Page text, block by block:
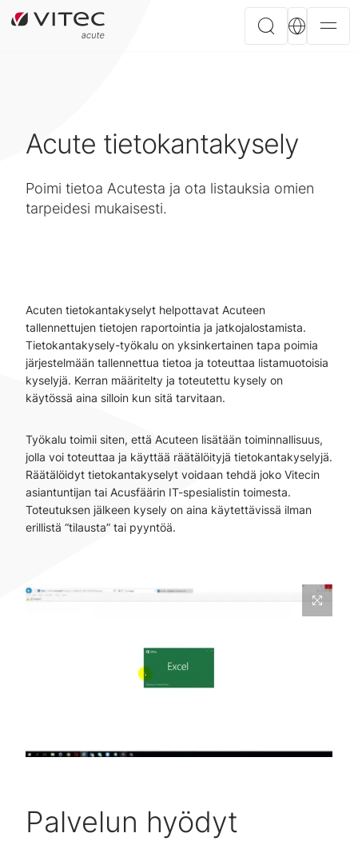
Acute tietokantakysely
Poimi tietoa Acutesta ja ota listauksia omien
tarpeidesi mukaisesti.
Acuten tietokantakyselyt helpottavat Acuteen
tallennettujen tietojen raportointia ja jatkojalostamista.
Tietokantakysely-työkalu on yksinkertainen tapa poimia
järjestelmään tallennettua tietoa ja toteuttaa listamuotoisia
kyselyjä. Kerran määritelty ja toteutettu kysely on
käytössä aina silloin kun sitä tarvitaan.
Työkalu toimii siten, että Acuteen lisätään toiminnallisuus,
jolla voi toteuttaa ja käyttää räätälöityjä tietokantakyselyjä.
Räätälöidyt tietokantakyselyt voidaan tehdä joko Vitecin
asiantuntijan tai Acusfäärin IT-spesialistin toimesta.
Toteutuksen jälkeen kysely on aina käytettävissä ilman
erillistä “tilausta” tai pyyntöä.
Palvelun hyödyt